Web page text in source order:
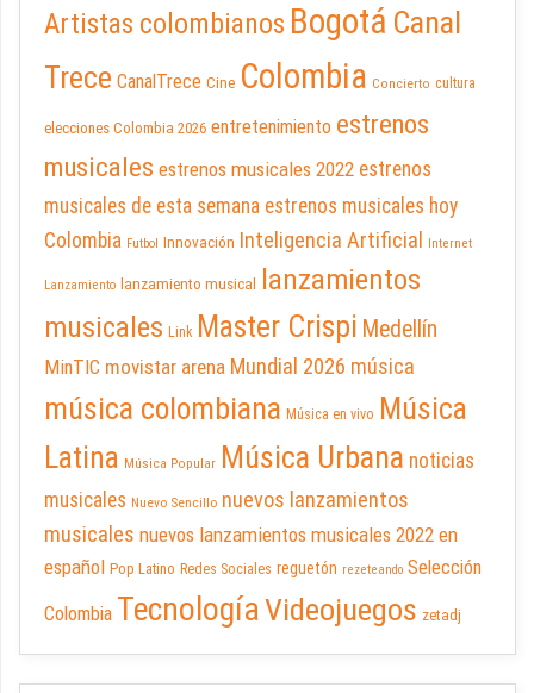
Artistas colombianos Bogotá Canal
Trece CanalTrece Cine Colombia Concierto cultura
elecciones Colombia 2026 entretenimiento estrenos
musicales estrenos musicales 2022 estrenos
musicales de esta semana estrenos musicales hoy
Colombia Futbol Innovación Inteligencia Artificial Internet
Lanzamiento lanzamiento musical
lanzamientos
musicales Link Master Crispi Medellín
MinTIC movistar arena Mundial 2026 música
música colombiana Música en vivo Música
Latina Música Popular Música Urbana noticias
musicales Nuevo Sencillo nuevos lanzamientos
musicales nuevos lanzamientos musicales 2022 en
español Pop Latino Redes Sociales reguetón rezeteando Selección
Colombia TecnologíaVideojuegos zetadj